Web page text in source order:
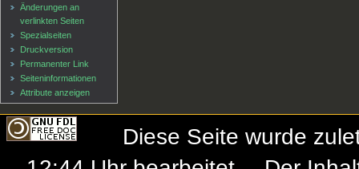
Änderungen an
verlinkten Seiten
Spezialseiten
Druckversion
Permanenter Link
Seiten­informationen
Attribute anzeigen
Diese Seite wurde